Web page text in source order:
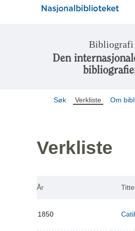
Bibliografi
Den
Søk Verkliste Om
Verkliste
År
1850